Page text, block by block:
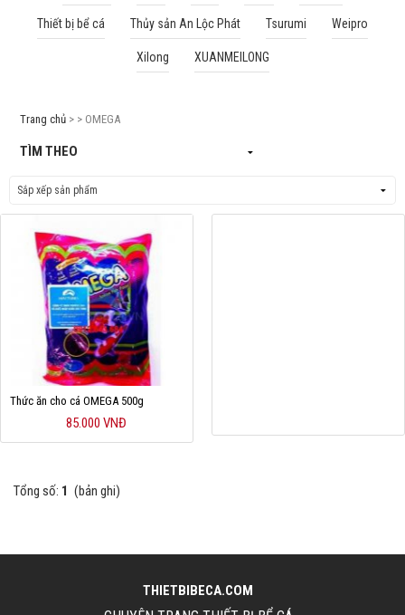
Thiết bị bể cá Thủy sản An Lộc Phát Tsurumi Weipro
Xilong XUANMEILONG
Trang chủ > > OMEGA
TÌM THEO
Thức ăn cho cá OMEGA 500g
85.000 VNĐ
Tổng số: 1 (bản ghi)
THIETBIBECA.COM
Cá rồng & Phụ kiện
Bể thủy sinh & Phụ kiện
Dịch vụ